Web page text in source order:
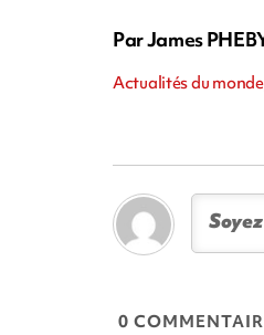
Par James
Actualités du
0